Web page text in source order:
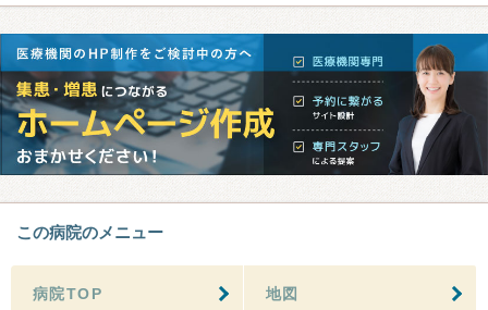
この病院のメニュー
病院TOP 地図